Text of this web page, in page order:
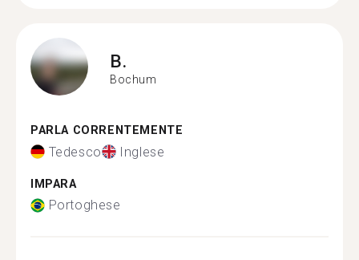
B.
Bochum
PARLA CORRENTEMENTE
Tedesco Inglese
IMPARA
Portoghese